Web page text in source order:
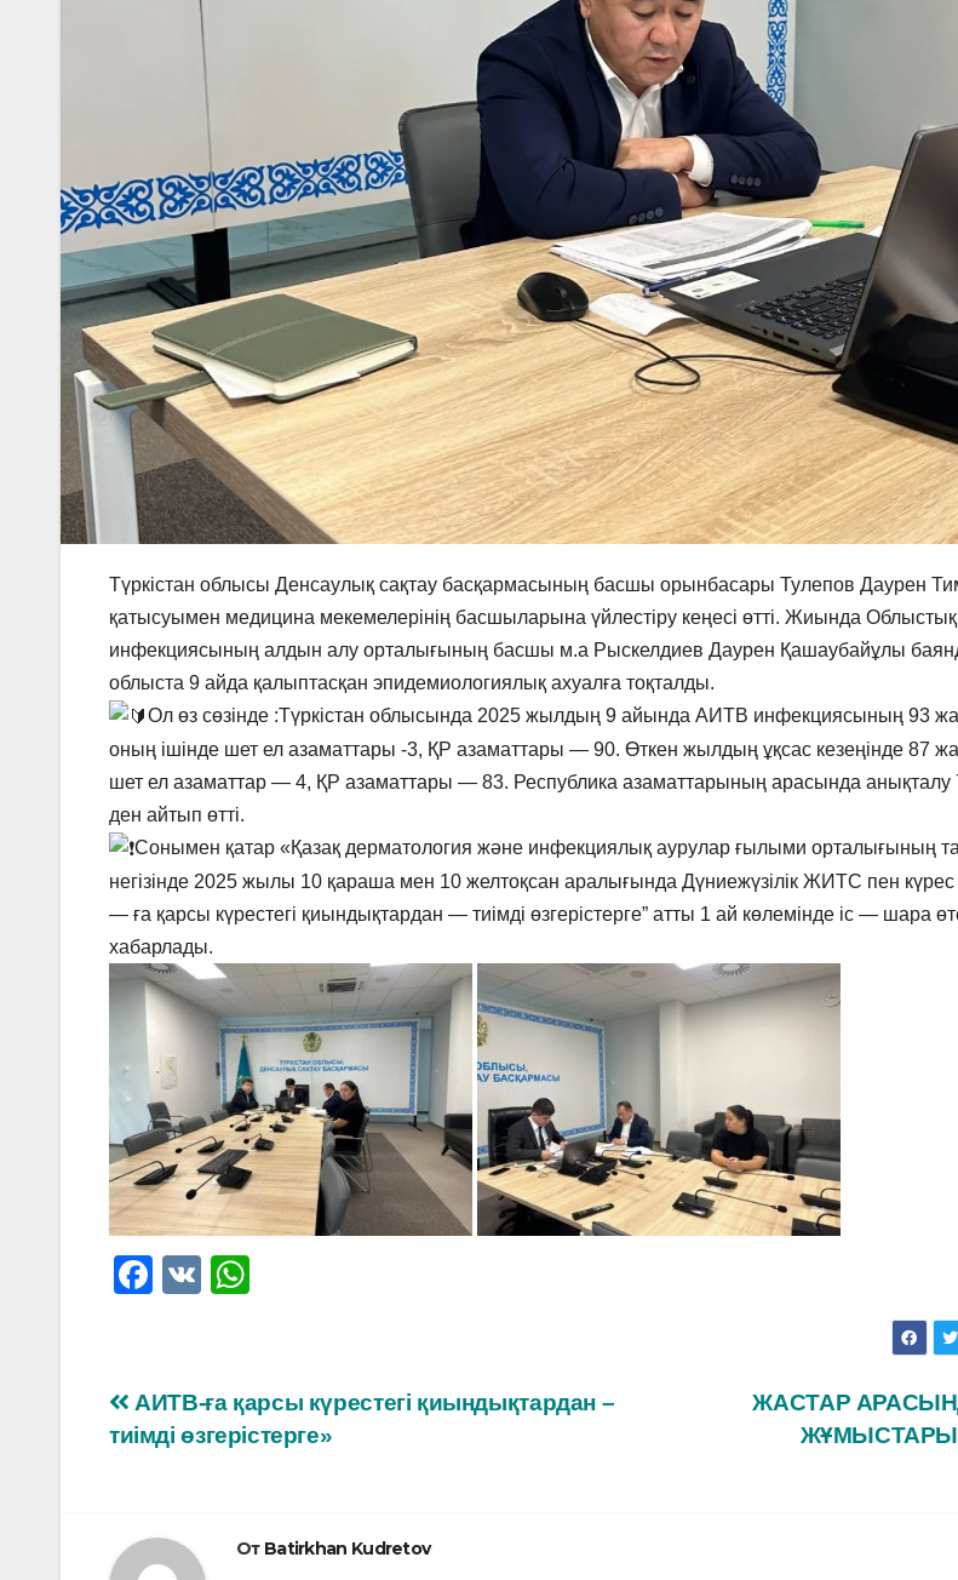
Түркістан облысы Денсаулық сақтау басқармасының басшы орынбасары Тулепов Даурен
қатысуымен медицина мекемелерінің басшыларына үйлестіру кеңесі өтті. Жиында
инфекциясының алдын алу орталығының басшы м.а Рыскелдиев Даурен Қашаубайұлы
облыста 9 айда қалыптасқан эпидемиологиялық ахуалға тоқталды.
Ол өз сөзінде :Түркістан облысында 2025 жылдың 9 айында АИТВ инфекциясының 93
оның ішінде шет ел азаматтары -3, ҚР азаматтары — 90. Өткен жылдың ұқсас кезеңінде 87
шет ел азаматтар — 4, ҚР азаматтары — 83. Республика азаматтарының арасында анықталу
ден айтып өтті.
Сонымен қатар «Қазақ дерматология және инфекциялық аурулар ғылыми орталығының
негізінде 2025 жылы 10 қараша мен 10 желтоқсан аралығында Дүниежүзілік ЖИТС пен
— ға қарсы күрестегі қиындықтардан — тиімді өзгерістерге” атты 1 ай көлемінде іс — шара
хабарлады.
F
e
b
k
V
s
A
Навигация
ЖАСТАР
ЖҰМЫСТАРЫ
АИТВ-ға қарсы күрестегі қиындықтардан –
тиімді өзгерістерге»
От Batirkhan Kudretov